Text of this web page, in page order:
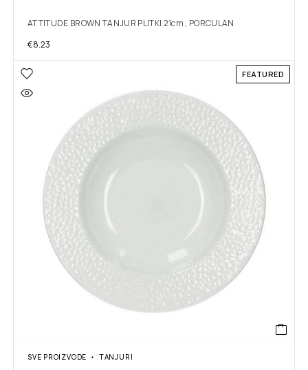
ATTITUDE BROWN TANJUR PLITKI 21cm , PORCULAN
€8.23
FEATURED
SVE PROIZVODE TANJURI